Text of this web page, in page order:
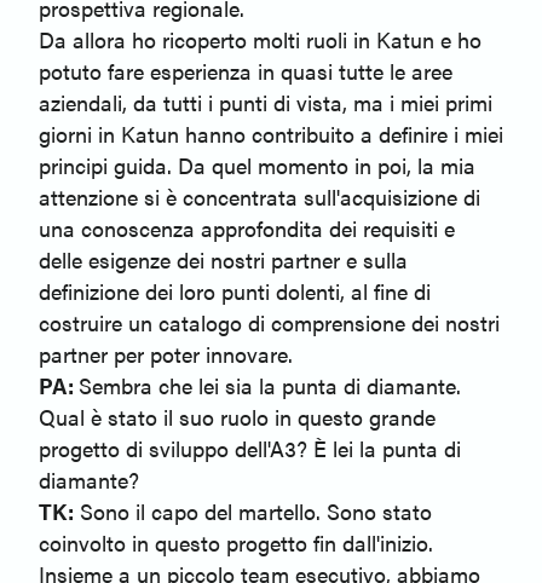
prospettiva regionale.
Da allora ho ricoperto molti ruoli in Katun e ho
potuto fare esperienza in quasi tutte le aree
aziendali, da tutti i punti di vista, ma i miei primi
giorni in Katun hanno contribuito a definire i miei
principi guida. Da quel momento in poi, la mia
attenzione si è concentrata sull'acquisizione di
una conoscenza approfondita dei requisiti e
delle esigenze dei nostri partner e sulla
definizione dei loro punti dolenti, al fine di
costruire un catalogo di comprensione dei nostri
partner per poter innovare.
PA: Sembra che lei sia la punta di diamante.
Qual è stato il suo ruolo in questo grande
progetto di sviluppo dell'A3? È lei la punta di
diamante?
TK: Sono il capo del martello. Sono stato
coinvolto in questo progetto fin dall'inizio.
Insieme a un piccolo team esecutivo, abbiamo